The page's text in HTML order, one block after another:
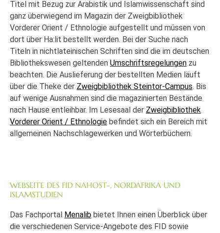
Titel mit Bezug zur Arabistik und Islamwissenschaft sind
ganz überwiegend im Magazin der Zweigbibliothek
Vorderer Orient / Ethnologie aufgestellt und müssen von
dort über Ha:lit bestellt werden. Bei der Suche nach
Titeln in nichtlateinischen Schriften sind die im deutschen
Bibliothekswesen geltenden Umschriftsregelungen zu
beachten. Die Auslieferung der bestellten Medien läuft
über die Theke der Zweigbibliothek Steintor-Campus. Bis
auf wenige Ausnahmen sind die magazinierten Bestände
nach Hause entleihbar. Im Lesesaal der Zweigbibliothek
Vorderer Orient / Ethnologie befindet sich ein Bereich mit
allgemeinen Nachschlagewerken und Wörterbüchern.
WEBSEITE DES FID NAHOST-, NORDAFRIKA UND
ISLAMSTUDIEN
Das Fachportal Menalib bietet Ihnen einen Überblick über
die verschiedenen Service-Angebote des FID sowie